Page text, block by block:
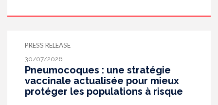
PRESS RELEASE
30/07/2026
Pneumocoques : une stratégie
vaccinale actualisée pour mieux
protéger les populations à risque